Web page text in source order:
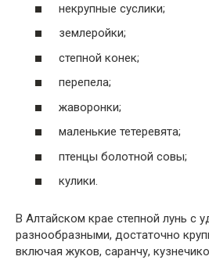
некрупные суслики;
землеройки;
степной конек;
перепела;
жаворонки;
маленькие тетеревята;
птенцы болотной совы;
кулики.
В Алтайском крае степной лунь с
разнообразными, достаточно
включая жуков, саранчу,